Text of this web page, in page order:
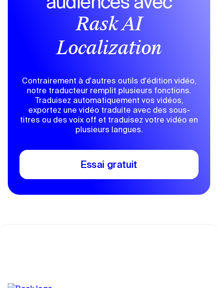
Rask AI
Localization
Contrairement à d'autres outils d'édition vidéo,
notre traducteur remplit plusieurs fonctions.
Traduisez automatiquement vos vidéos,
exportez une vidéo traduite avec des sous-
titres ou des voix off et traduisez votre vidéo en
plusieurs langues.
Essai gratuit